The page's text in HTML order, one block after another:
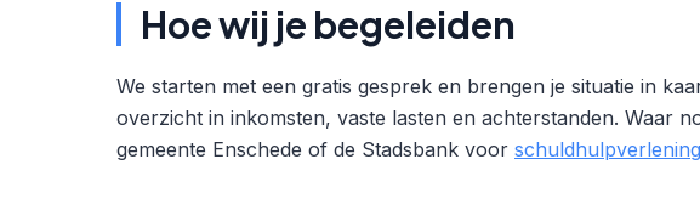
Hoe wij je begeleiden
We starten met een gratis gesprek en brengen je situatie in
overzicht in inkomsten, vaste lasten en achterstanden. Waar
gemeente Enschede of de Stadsbank voor schuldhulpverlening